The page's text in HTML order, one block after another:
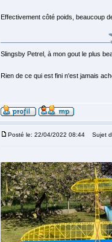
Effectivement côté poids, beaucoup
Slingsby Petrel, à mon gout le plus
Rien de ce qui est fini n'est jamais
Posté le: 22/04/2022 08:44 Sujet